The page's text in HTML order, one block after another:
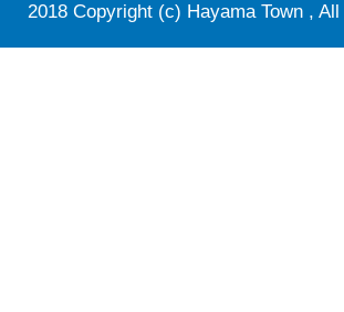
2018 Copyright (c) Hayama Town ,